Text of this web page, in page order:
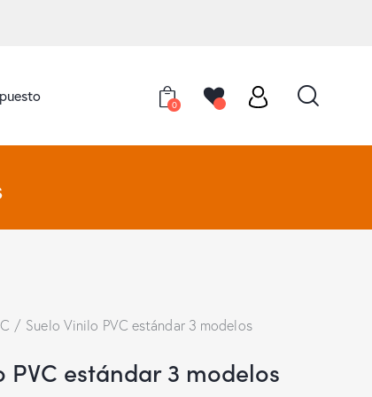
0
Suelo Vinilo PVC estándar 3 modelos
PVC estándar 3 modelos